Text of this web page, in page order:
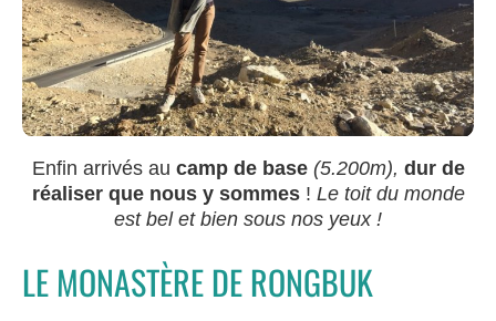
Enfin arrivés au camp de base(5.200m), dur de
réaliser que nous y sommes! Le toit du monde
est bel et bien sous nos yeux !
LE MONASTÈRE DE RONGBUK